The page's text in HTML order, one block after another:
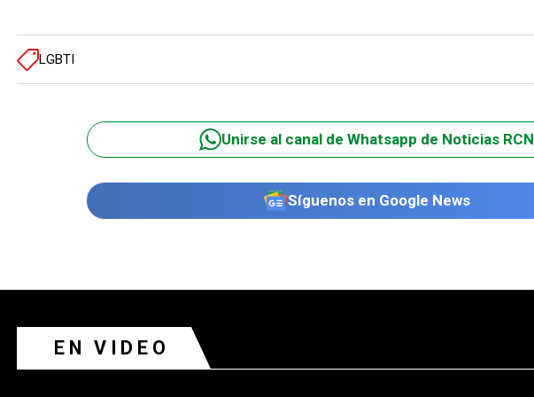
LGBTI
Unirse al canal de Whatsapp de Noticias RCN
Síguenos en Google News
EN VIDEO